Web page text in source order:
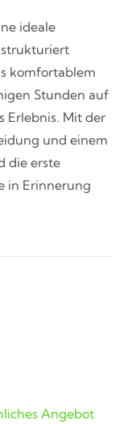
ideale
komfortablem
Stunden auf
Erlebnis. Mit der
und einem
die erste
in Erinnerung
Angebot